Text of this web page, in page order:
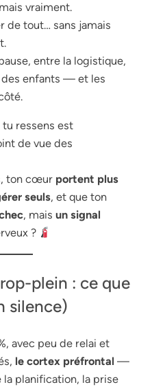
vraiment.
de tout… sans jamais
entre la logistique,
des enfants — et les
tu ressens est
de vue des
ton cœur portent plus
seuls, et que ton
, mais un signal
?
plein : ce que
silence)
avec peu de relai et
le cortex préfrontal —
la planification, la prise